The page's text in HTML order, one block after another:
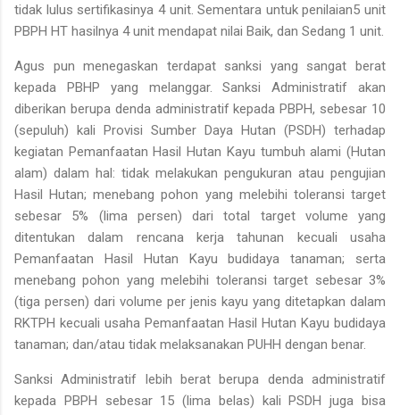
tidak lulus sertifikasinya 4 unit. Sementara untuk penilaian5 unit
PBPH HT hasilnya 4 unit mendapat nilai Baik, dan Sedang 1 unit.
Agus pun menegaskan terdapat sanksi yang sangat berat
kepada PBHP yang melanggar. Sanksi Administratif akan
diberikan berupa denda administratif kepada PBPH, sebesar 10
(sepuluh) kali Provisi Sumber Daya Hutan (PSDH) terhadap
kegiatan Pemanfaatan Hasil Hutan Kayu tumbuh alami (Hutan
alam) dalam hal: tidak melakukan pengukuran atau pengujian
Hasil Hutan; menebang pohon yang melebihi toleransi target
sebesar 5% (lima persen) dari total target volume yang
ditentukan dalam rencana kerja tahunan kecuali usaha
Pemanfaatan Hasil Hutan Kayu budidaya tanaman; serta
menebang pohon yang melebihi toleransi target sebesar 3%
(tiga persen) dari volume per jenis kayu yang ditetapkan dalam
RKTPH kecuali usaha Pemanfaatan Hasil Hutan Kayu budidaya
tanaman; dan/atau tidak melaksanakan PUHH dengan benar.
Sanksi Administratif lebih berat berupa denda administratif
kepada PBPH sebesar 15 (lima belas) kali PSDH juga bisa